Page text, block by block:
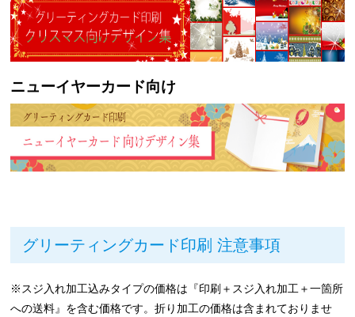
ニューイヤーカード向け
グリーティングカード印刷 注意事項
※スジ入れ加工込みタイプの価格は『印刷＋スジ入れ加工＋一箇所
への送料』を含む価格です。折り加工の価格は含まれておりませ